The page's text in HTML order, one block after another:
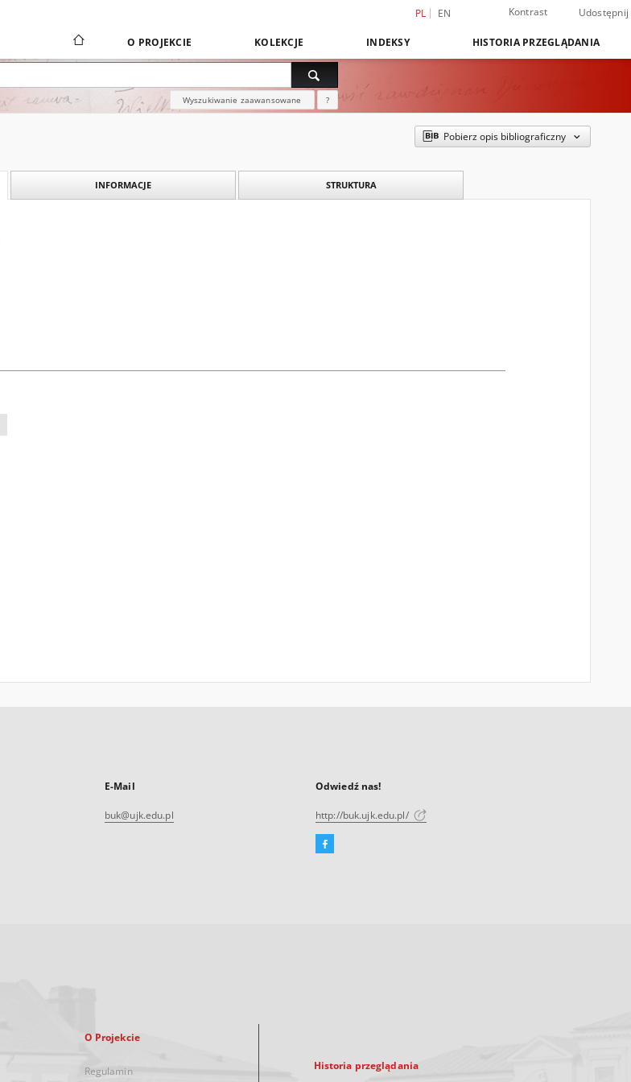
PL EN Kontrast Udostępnij
O PROJEKCIE KOLEKCJE INDEKSY HISTORIA PRZEGLĄDANIA
Wyszukiwanie zaawansowane ?
Pobierz opis bibliograficzny
INFORMACJE STRUKTURA
E-Mail
buk@ujk.edu.pl
Odwiedź nas!
http://buk.ujk.edu.pl/
Facebook
O Projekcie
Regulamin Historia przeglądania